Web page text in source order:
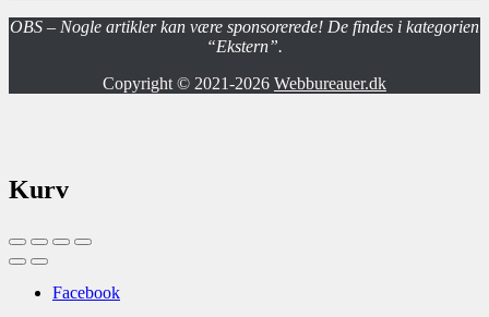
OBS – Nogle artikler kan være sponsorerede! De findes i kategorien
“Ekstern”.
Copyright © 2021-2026 Webbureauer.dk
Kurv
Facebook